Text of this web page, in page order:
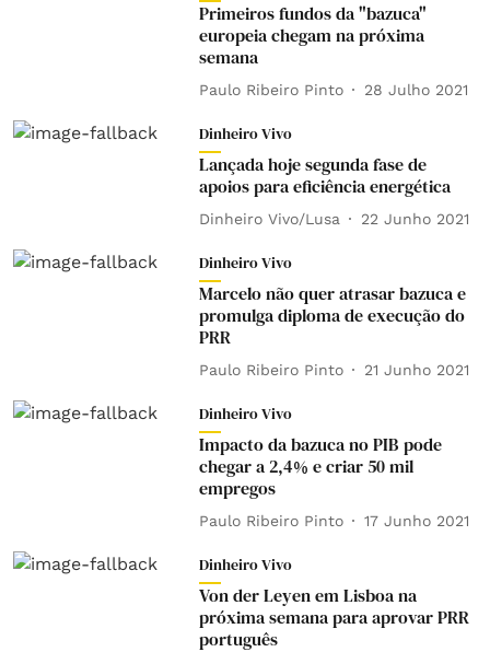
Primeiros fundos da "bazuca"
europeia chegam na próxima
semana
Paulo Ribeiro Pinto 28 Julho 2021
Dinheiro Vivo
Lançada hoje segunda fase de
apoios para eficiência energética
Dinheiro Vivo/Lusa 22 Junho 2021
Dinheiro Vivo
Marcelo não quer atrasar bazuca e
promulga diploma de execução do
PRR
Paulo Ribeiro Pinto 21 Junho 2021
Dinheiro Vivo
Impacto da bazuca no PIB pode
chegar a 2,4% e criar 50 mil
empregos
Paulo Ribeiro Pinto 17 Junho 2021
Dinheiro Vivo
Von der Leyen em Lisboa na
próxima semana para aprovar PRR
português